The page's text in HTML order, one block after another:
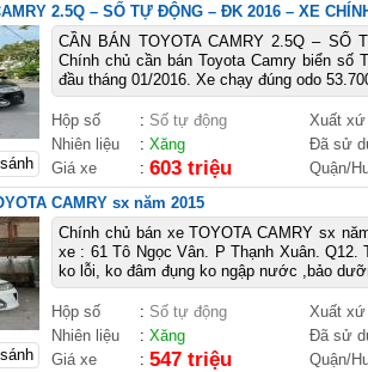
2.5Q – SỐ TỰ ĐỘNG – ĐK 2016 – XE
CẦN BÁN TOYOTA CAMRY 2.5Q – SỐ
Chính chủ cần bán Toyota Camry biển số
đầu tháng 01/2016. Xe chạy đúng odo
Hộp số : Số tự động Xuất xứ
Nhiên liệu
: Xăng Đã sử
Giá xe
: 603 triệu Quận/
CAMRY sx năm 2015
Chính chủ bán xe TOYOTA CAMRY sx
xe : 61 Tô Ngọc Vân. P Thạnh Xuân.
ko lỗi, ko đâm đụng ko ngập nước ,bảo
Hộp số : Số tự động Xuất xứ
Nhiên liệu
: Xăng Đã sử
Giá xe
: 547 triệu Quận/